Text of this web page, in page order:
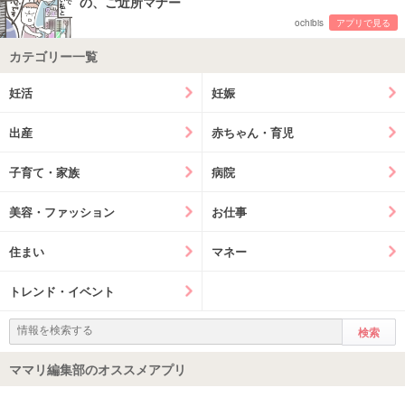
ochibis アプリで見る
カテゴリー一覧
妊活 妊娠
出産 赤ちゃん・育児
子育て・家族 病院
美容・ファッション お仕事
住まい マネー
トレンド・イベント
ママリ編集部のオススメアプリ